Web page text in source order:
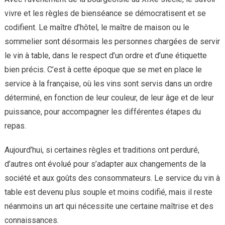
vivre et les règles de bienséance se démocratisent et se
codifient. Le maître d’hôtel, le maître de maison ou le
sommelier sont désormais les personnes chargées de servir
le vin à table, dans le respect d’un ordre et d’une étiquette
bien précis. C’est à cette époque que se met en place le
service à la française, où les vins sont servis dans un ordre
déterminé, en fonction de leur couleur, de leur âge et de leur
puissance, pour accompagner les différentes étapes du
repas.
Aujourd’hui, si certaines règles et traditions ont perduré,
d’autres ont évolué pour s’adapter aux changements de la
société et aux goûts des consommateurs. Le service du vin à
table est devenu plus souple et moins codifié, mais il reste
néanmoins un art qui nécessite une certaine maîtrise et des
connaissances.